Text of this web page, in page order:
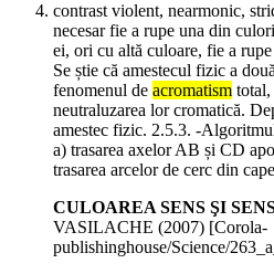
contrast violent, nearmonic,
necesar fie a rupe una din
ei, ori cu altă culoare, fie a
Se știe că amestecul fizic a
fenomenul de acromatism
neutraluzarea lor cromatică.
amestec fizic. 2.5.3. -
a) trasarea axelor AB și CD
trasarea arcelor de cerc din
CULOAREA SENS ŞI
VASILACHE (2007) [Corola-
publishinghouse/Science/